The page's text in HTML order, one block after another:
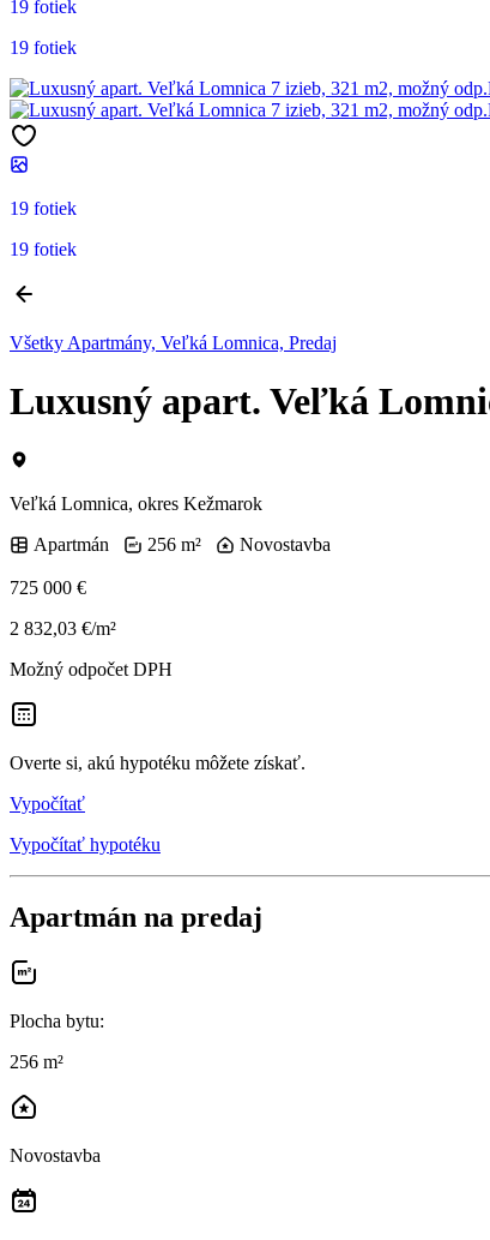
19 fotiek
19 fotiek
19 fotiek
19 fotiek
Všetky Apartmány, Veľká Lomnica, Predaj
Luxusný apart. Veľká
Veľká Lomnica, okres Kežmarok
Apartmán
256 m² Novostavba
725 000 €
2 832,03 €/m²
Možný odpočet DPH
Overte si, akú hypotéku môžete získať.
Vypočítať
Vypočítať hypotéku
Apartmán na predaj
Plocha bytu:
256 m²
Novostavba